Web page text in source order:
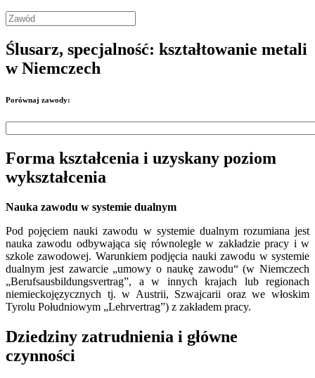
Ślusarz, specjalność: kształtowanie metali
w Niemczech
Porównaj zawody:
Forma kształcenia i uzyskany poziom
wykształcenia
Nauka zawodu w systemie dualnym
Pod pojęciem nauki zawodu w systemie dualnym rozumiana jest
nauka zawodu odbywająca się równolegle w zakładzie pracy i w
szkole zawodowej. Warunkiem podjęcia nauki zawodu w systemie
dualnym jest zawarcie „umowy o naukę zawodu“ (w Niemczech
„Berufsausbildungsvertrag”, a w innych krajach lub regionach
niemieckojęzycznych tj. w Austrii, Szwajcarii oraz we włoskim
Tyrolu Południowym „Lehrvertrag”) z zakładem pracy.
Dziedziny zatrudnienia i główne
czynności